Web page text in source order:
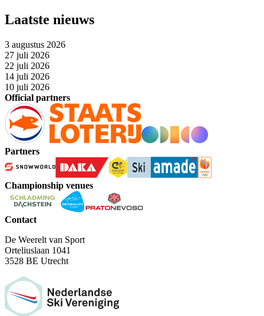
Laatste nieuws
3 augustus 2026
27 juli 2026
22 juli 2026
14 juli 2026
10 juli 2026
Official partners
Partners
Championship venues
Contact
De Weerelt van Sport
Orteliuslaan 1041
3528 BE Utrecht